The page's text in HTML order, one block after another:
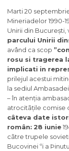
Marti 20
Mineriadelor 1990-
Unirii din București,
parcului Unirii
având ca scop
rosu si tragerea
implicati in
prilejul acestui
la sediul
– în atenția
atrocitãțile comise
câteva date
român: 28 iunie
cãtre trupele
Bucovinei ºi a